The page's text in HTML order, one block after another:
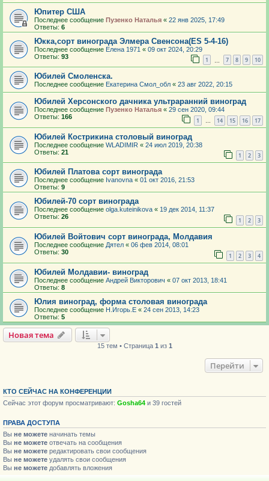
Юпитер США
Последнее сообщение Пузенко Наталья « 22 янв 2025, 17:49
Ответы: 6
Юкка,сорт винограда Элмера Свенсона(ES 5-4-16)
Последнее сообщение Елена 1971 « 09 окт 2024, 20:29
Ответы: 93 1 7 8 9 10
Юбилей Смоленска.
Последнее сообщение Екатерина Смол_обл « 23 авг 2022, 20:15
Юбилей Херсонского дачника ультраранний виноград
Последнее сообщение Пузенко Наталья « 29 сен 2020, 09:44
Ответы: 166 1 … 14 15 16 17
Юбилей Кострикина столовый виноград
Последнее сообщение WLADIMIR « 24 июл 2019, 20:38
Ответы: 21 1 2 3
Юбилей Платова сорт винограда
Последнее сообщение Ivanovna « 01 окт 2016, 21:53
Ответы: 9
Юбилей-70 сорт винограда
Последнее сообщение olga.kuteinikova « 19 дек 2014, 11:37
Ответы: 26 1 2 3
Юбилей Войтович сорт винограда, Молдавия
Последнее сообщение Дятел « 06 фев 2014, 08:01
Ответы: 30 1 2 3 4
Юбилей Молдавии- виноград
Последнее сообщение Андрей Викторович « 07 окт 2013, 18:41
Ответы: 8
Юлия виноград, форма столовая винограда
Последнее сообщение Н.Игорь.Е « 24 сен 2013, 14:23
Ответы: 5
Новая тема
15 тем • Страница 1 из 1
Перейти
КТО СЕЙЧАС НА КОНФЕРЕНЦИИ
Сейчас этот форум просматривают: Gosha64 и 39 гостей
ПРАВА ДОСТУПА
Вы не можете начинать темы
Вы не можете отвечать на сообщения
Вы не можете редактировать свои сообщения
Вы не можете удалять свои сообщения
Вы не можете добавлять вложения